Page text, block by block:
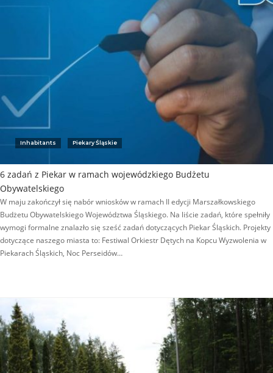
Inhabitants Piekary Śląskie
6 zadań z Piekar w ramach wojewódzkiego Budżetu
Obywatelskiego
W maju zakończył się nabór wniosków w ramach II edycji Marszałkowskiego
Budżetu Obywatelskiego Województwa Śląskiego. Na liście zadań, które spełniły
wymogi formalne znalazło się sześć zadań dotyczących Piekar Śląskich. Projekty
dotyczące naszego miasta to: Festiwal Orkiestr Dętych na Kopcu Wyzwolenia w
Piekarach Śląskich, Noc Perseidów…